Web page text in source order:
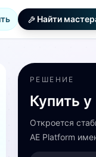
Найти
РЕШЕНИЕ
Купить
Откроется
AE Platform